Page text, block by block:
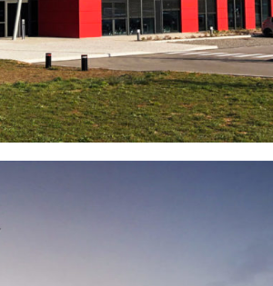
SAINT VULBAS (01)
EN SAVOIR+